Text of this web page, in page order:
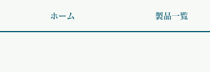
ホーム 製品一覧